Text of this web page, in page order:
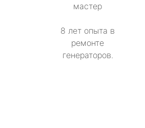
мастер
8 лет опыта в
ремонте
генераторов.